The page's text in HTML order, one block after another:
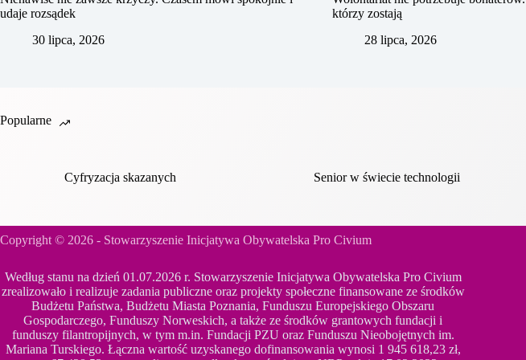
udaje rozsądek
30 lipca, 2026
którzy zostają
28 lipca, 2026
Popularne
Cyfryzacja skazanych Senior w świecie technologii
Copyright © 2026 - Stowarzyszenie Inicjatywa Obywatelska Pro Civium
Według stanu na dzień 01.07.2026 r. Stowarzyszenie Inicjatywa Obywatelska Pro Civium
zrealizowało i realizuje zadania publiczne oraz projekty społeczne finansowane ze środków
Budżetu Państwa, Budżetu Miasta Poznania, Funduszu Europejskiego Obszaru
Gospodarczego, Funduszy Norweskich, a także ze środków grantowych fundacji i
funduszy filantropijnych, w tym m.in. Fundacji PZU oraz Funduszu Nieobojętnych im.
Mariana Turskiego. Łączna wartość uzyskanego dofinansowania wynosi 1 945 618,23 zł,